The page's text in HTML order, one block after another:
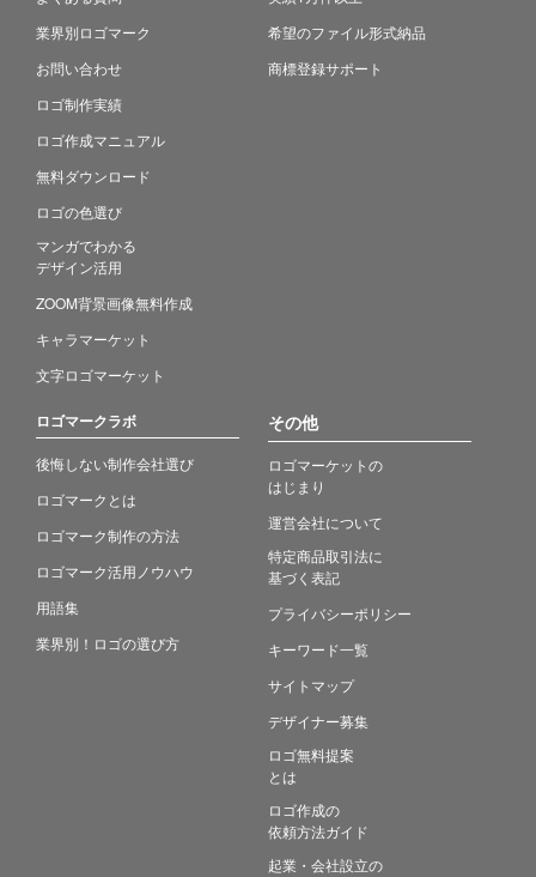
業界別ロゴマーク
お問い合わせ
ロゴ制作実績
ロゴ作成マニュアル
無料ダウンロード
ロゴの色選び
マンガでわかる
デザイン活用
ZOOM背景画像無料作成
キャラマーケット
文字ロゴマーケット
希望のファイル形式納品
商標登録サポート
ロゴマークラボ
後悔しない制作会社選び
ロゴマークとは
ロゴマーク制作の方法
ロゴマーク活用ノウハウ
用語集
業界別！ロゴの選び方
その他
ロゴマーケットの
はじまり
運営会社について
特定商品取引法に
基づく表記
プライバシーポリシー
キーワード一覧
サイトマップ
デザイナー募集
ロゴ無料提案
とは
ロゴ作成の
依頼方法ガイド
起業・会社設立の